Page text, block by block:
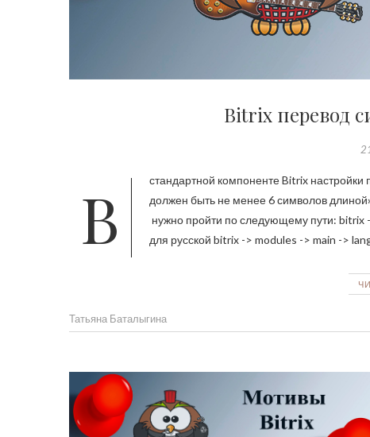
Bitrix перевод
В стандартной компоненте Bitrix настройки пользователя есть системные сообщения, например, «Пароль
должен быть не менее 6 символов
нужно пройти по следующему пути: bitrix
для русской bitrix -> modules -> main ->
Татьяна Баталыгина